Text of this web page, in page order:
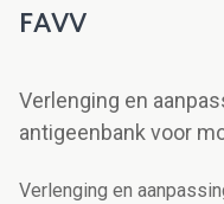
FAVV
Verlenging en
antigeenbank voor
Verlenging en